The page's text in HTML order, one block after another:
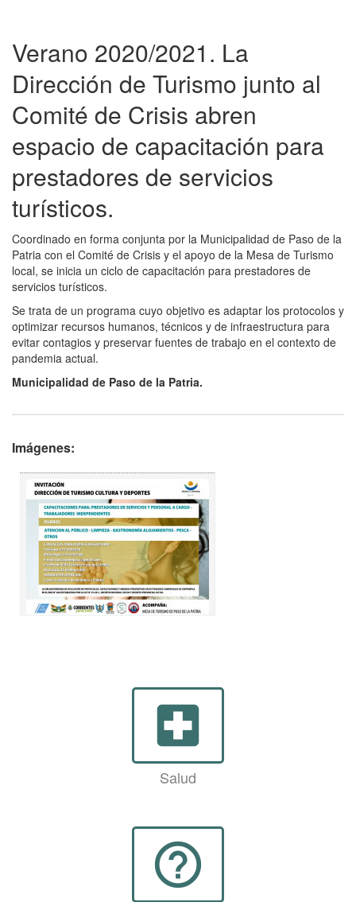
Verano 2020/2021. La
Dirección de Turismo junto al
Comité de Crisis abren
espacio de capacitación para
prestadores de servicios
turísticos.
Coordinado en forma conjunta por la Municipalidad de Paso de la
Patria con el Comité de Crisis y el apoyo de la Mesa de Turismo
local, se inicia un ciclo de capacitación para prestadores de
servicios turísticos.
Se trata de un programa cuyo objetivo es adaptar los protocolos y
optimizar recursos humanos, técnicos y de infraestructura para
evitar contagios y preservar fuentes de trabajo en el contexto de
pandemia actual.
Municipalidad de Paso de la Patria.
Imágenes:
local_hospital
Salud
help_outline